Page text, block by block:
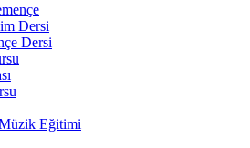
Dersi
Dersi
Eğitimi